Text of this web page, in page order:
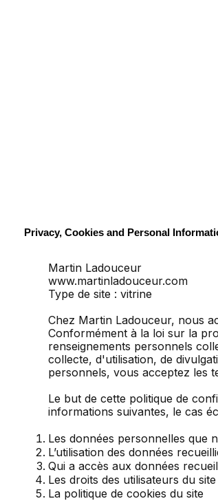
Privacy, Cookies and Personal
Martin Ladouceur
www.martinladouceur.com
Type de site : vitrine
Chez Martin Ladouceur, nous
Conformément à la loi sur la
renseignements personnels
collecte, d'utilisation, de
personnels, vous acceptez les
Le but de cette politique de
informations suivantes, le cas
Les données personnelles que
L’utilisation des données
Qui a accès aux données
Les droits des utilisateurs du site
La politique de cookies du site